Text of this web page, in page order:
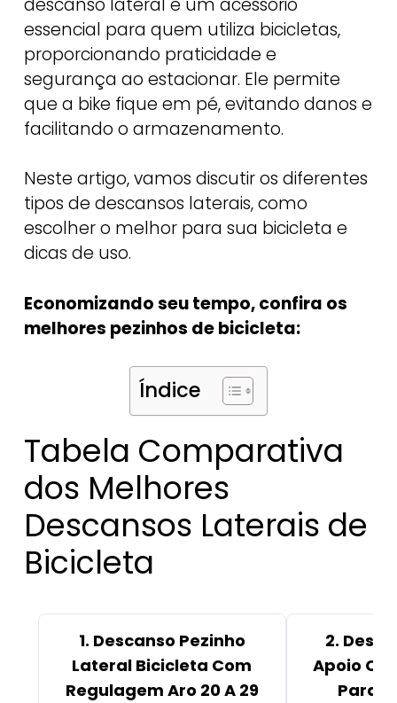
essencial para quem utiliza bicicletas,
proporcionando praticidade e
segurança ao estacionar. Ele permite
que a bike fique em pé, evitando danos e
facilitando o armazenamento.
Neste artigo, vamos discutir os diferentes
tipos de descansos laterais, como
escolher o melhor para sua bicicleta e
dicas de uso.
Economizando seu tempo, confira os
melhores pezinhos de bicicleta:
Índice
Tabela Comparativa
dos Melhores
Descansos Laterais de
Bicicleta
1. Descanso Pezinho
Lateral Bicicleta Com
Regulagem Aro 20 A 29
2.
Apoio
Para